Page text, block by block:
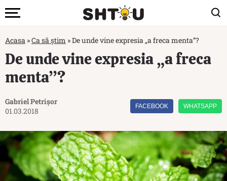
Acasa »Ca să știm »De unde vine expresia „a freca menta”?
De unde vine expresia „a freca
menta”?
Gabriel Petrișor
01.03.2018
FACEBOOK WHATSAPP